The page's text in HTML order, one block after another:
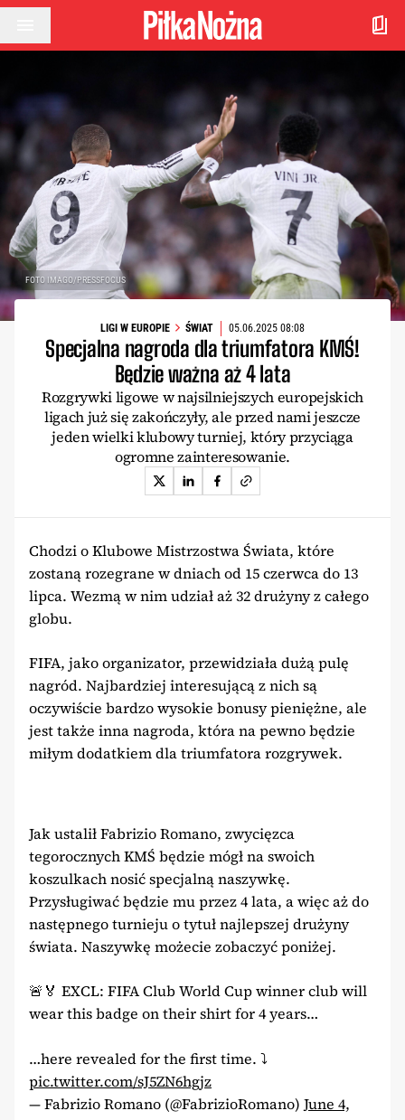
Przejdź do treści
FOTO IMAGO/PRESSFOCUS
LIGI W EUROPIE ŚWIAT 05.06.2025 08:08
Specjalna nagroda dla triumfatora KMŚ!
Będzie ważna aż 4 lata
Rozgrywki ligowe w najsilniejszych europejskich
ligach już się zakończyły, ale przed nami jeszcze
jeden wielki klubowy turniej, który przyciąga
ogromne zainteresowanie.
Chodzi o Klubowe Mistrzostwa Świata, które
zostaną rozegrane w dniach od 15 czerwca do 13
lipca. Wezmą w nim udział aż 32 drużyny z całego
globu.
FIFA, jako organizator, przewidziała dużą pulę
nagród. Najbardziej interesującą z nich są
oczywiście bardzo wysokie bonusy pieniężne, ale
jest także inna nagroda, która na pewno będzie
miłym dodatkiem dla triumfatora rozgrywek.
Jak ustalił Fabrizio Romano, zwycięzca
tegorocznych KMŚ będzie mógł na swoich
koszulkach nosić specjalną naszywkę.
Przysługiwać będzie mu przez 4 lata, a więc aż do
następnego turnieju o tytuł najlepszej drużyny
świata. Naszywkę możecie zobaczyć poniżej.
🚨🏅 EXCL: FIFA Club World Cup winner club will
wear this badge on their shirt for 4 years…
…here revealed for the first time. ⤵️
pic.twitter.com/sJ5ZN6hgjz
— Fabrizio Romano (@FabrizioRomano) June 4,